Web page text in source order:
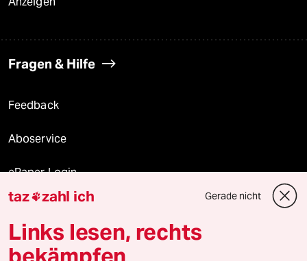
Fragen & Hilfe
Feedback
Aboservice
ePaper Login
Downloads für Abonnierende
taz zahl ich Gerade nicht
Links lesen, rechts